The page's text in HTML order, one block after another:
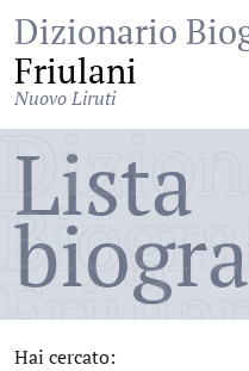
Dizionario
Friulani
Nuovo Liruti
Lista
Hai cercato: